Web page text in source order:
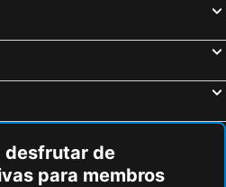
desfrutar de
para membros